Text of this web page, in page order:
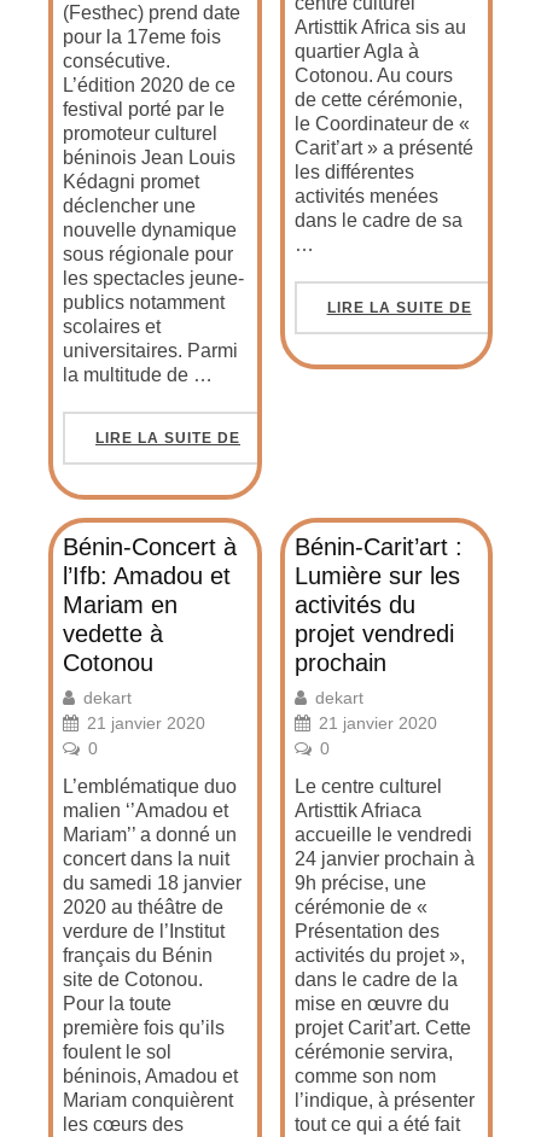
(Festhec) prend date
pour la 17eme fois
consécutive.
L’édition 2020 de ce
festival porté par le
promoteur culturel
béninois Jean Louis
Kédagni promet
déclencher une
nouvelle dynamique
sous régionale pour
les spectacles jeune-
publics notamment
scolaires et
universitaires. Parmi
la multitude de …
LIRE LA SUITE DE
Artisttik Africa sis au
quartier Agla à
Cotonou. Au cours
de cette cérémonie,
le Coordinateur de «
Carit’art » a présenté
les différentes
activités menées
dans le cadre de sa
…
LIRE LA SUITE DE
Bénin-Concert à
l’Ifb: Amadou et
Mariam en
vedette à
Cotonou
dekart
21 janvier 2020
0
L’emblématique duo
malien ‘’Amadou et
Mariam’’ a donné un
concert dans la nuit
du samedi 18 janvier
2020 au théâtre de
verdure de l’Institut
français du Bénin
site de Cotonou.
Pour la toute
première fois qu’ils
foulent le sol
béninois, Amadou et
Mariam conquièrent
les cœurs des
Bénin-Carit’art :
Lumière sur les
activités du
projet vendredi
prochain
dekart
21 janvier 2020
0
Le centre culturel
Artisttik Afriaca
accueille le vendredi
24 janvier prochain à
9h précise, une
cérémonie de «
Présentation des
activités du projet »,
dans le cadre de la
mise en œuvre du
projet Carit’art. Cette
cérémonie servira,
comme son nom
l’indique, à présenter
tout ce qui a été fait